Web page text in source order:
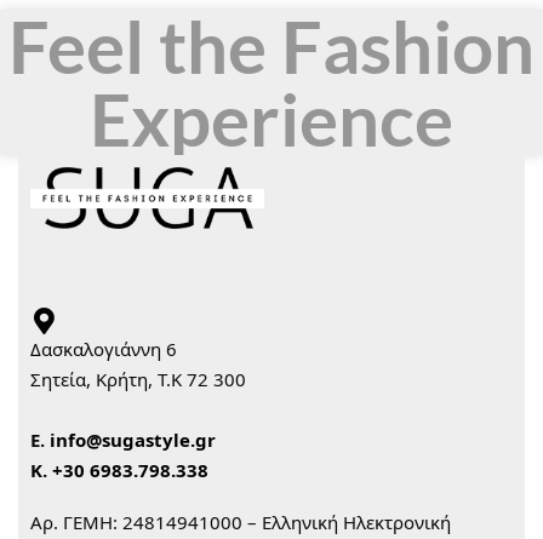
Feel the Fashion
Experience
Δασκαλογιάννη 6
Σητεία, Κρήτη, Τ.Κ 72 300
Ε. info@sugastyle.gr
Κ. +30 6983.798.338
Αρ. ΓΕΜΗ: 24814941000 – Ελληνική Ηλεκτρονική